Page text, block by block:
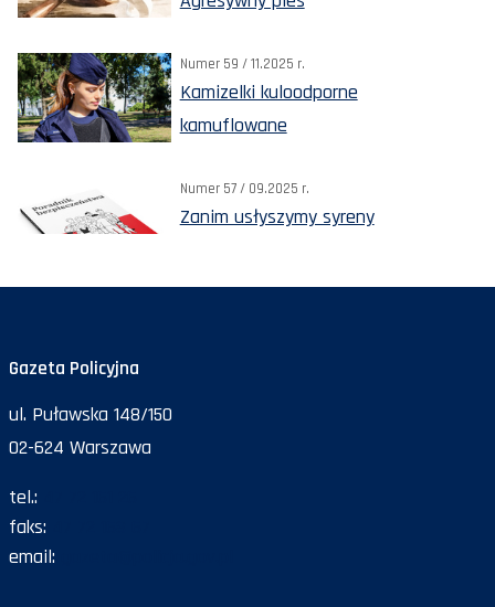
Numer 59 / 11.2025 r.
Kamizelki kuloodporne
kamuflowane
Numer 57 / 09.2025 r.
Zanim usłyszymy syreny
Gazeta Policyjna
ul. Puławska 148/150
02-624 Warszawa
tel.:
faks:
email: